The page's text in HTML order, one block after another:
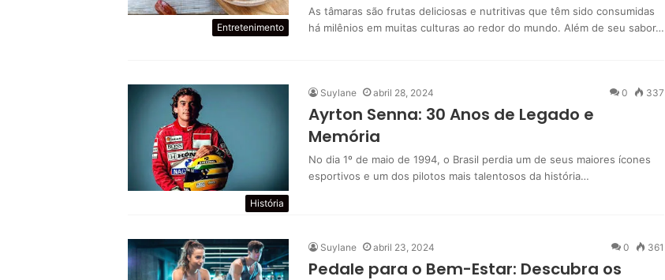
Entretenimento
As tâmaras são frutas deliciosas e nutritivas que têm sido consumidas
há milênios em muitas culturas ao redor do mundo. Além de seu sabor…
História
Suylane abril 28, 2024 0 337
Ayrton Senna: 30 Anos de Legado e
Memória
No dia 1º de maio de 1994, o Brasil perdia um de seus maiores ícones
esportivos e um dos pilotos mais talentosos da história…
Suylane abril 23, 2024 0 361
Pedale para o Bem-Estar: Descubra os